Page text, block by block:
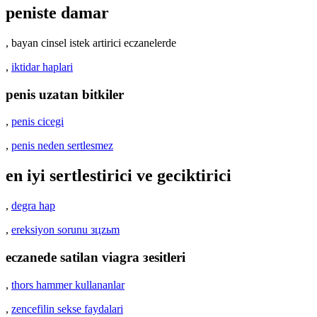
peniste damar
, bayan cinsel istek artirici eczanelerde
, iktidar haplari
penis uzatan bitkiler
, penis cicegi
, penis neden sertlesmez
en iyi sertlestirici ve geciktirici
, degra hap
, ereksiyon sorunu зцzьm
eczanede satilan viagra зesitleri
, thors hammer kullananlar
, zencefilin sekse faydalari